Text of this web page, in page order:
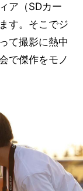
ア（SDカー
す。そこでジ
て撮影に熱中
で傑作をモノ